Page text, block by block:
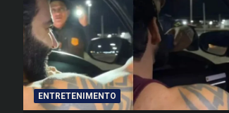
ENTRETENIMENTO